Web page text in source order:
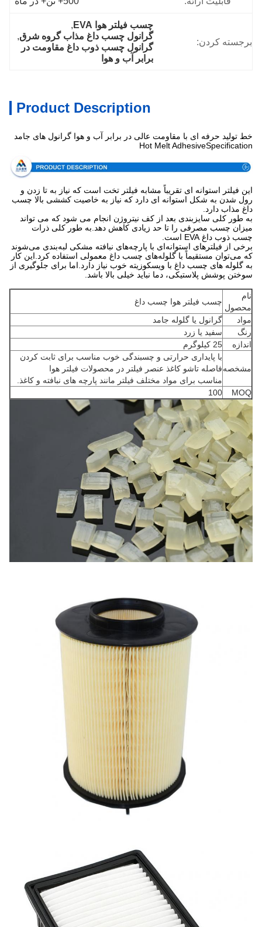
برجسته کردن:
چسب فیلتر هوا EVA
,
گرانول چسب داغ مذاب گروه شرق,
گرانول چسب ذوب داغ مقاومت در
برابر آب و هوا
Product Description
خط تولید حرفه ای با مقاومت عالی در برابر آب و هوا گرانول های جامد
Hot Melt AdhesiveSpecification
این فیلتر استوانه ای تقریباً مشابه فیلتر تخت است که نیاز به تا زدن و
رول شدن به شکل استوانه ای دارد که نیاز به خاصیت کششی بالا چسب
داغ مذاب دارد.
به طور کلی سایزبندی بعد از کف نیتروژن انجام می شود که می تواند
میزان چسب مصرفی را تا حد زیادی کاهش دهد.به طور کلی ذرات
چسب ذوب داغ EVA است.
برخی از فیلترهای استوانه‌ای با پارچه‌های نبافته مشکی لبه‌بندی می‌شوند
که می‌توان مستقیماً با گلوله‌های چسب داغ معمولی استفاده کرد.این کار
به گلوله های چسب داغ با ویسکوزیته خوب نیاز دارد.اما برای جلوگیری از
سوختن پوشش پلاستیکی، دما نباید خیلی بالا باشد.
نام
محصول
چسب فیلتر هوا چسب داغ
مواد
گرانول یا گلوله جامد
رنگ
سفید یا زرد
اندازه
25 کیلوگرم
مشخصه
با پایداری حرارتی و چسبندگی خوب مناسب برای ثابت کردن
فاصله تاشو کاغذ عنصر فیلتر در محصولات فیلتر هوا
مناسب برای مواد مختلف فیلتر مانند پارچه های نبافته و کاغذ.
MOQ
100